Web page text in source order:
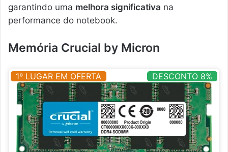
garantindo uma melhora significativa na
performance do notebook.
Memória Crucial by Micron
DESCONTO 8%
1º LUGAR EM OFERTA